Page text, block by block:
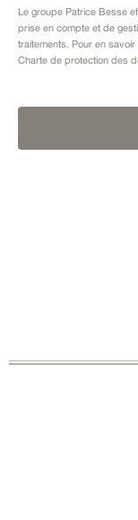
Le groupe Patrice Besse
prise en compte et de
traitements. Pour en
Charte de protection des